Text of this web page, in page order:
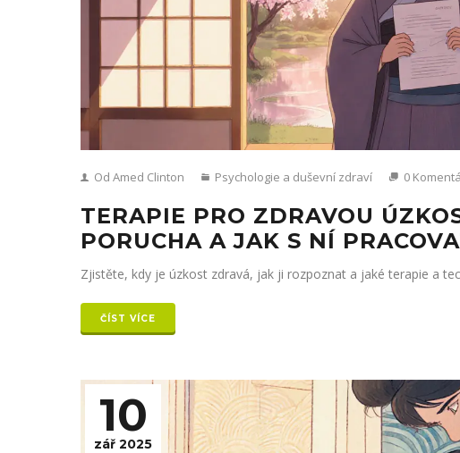
Od Amed Clinton Psychologie a duševní zdraví 0
TERAPIE PRO ZDRAVOU
PORUCHA A JAK S NÍ
Zjistěte, kdy je úzkost zdravá, jak ji rozpoznat a jaké terapie a
ČÍST VÍCE
10
zář 2025